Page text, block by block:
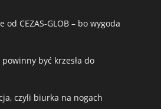
od CEZAS-GLOB – bo wygoda
być krzesła do
czyli biurka na nogach